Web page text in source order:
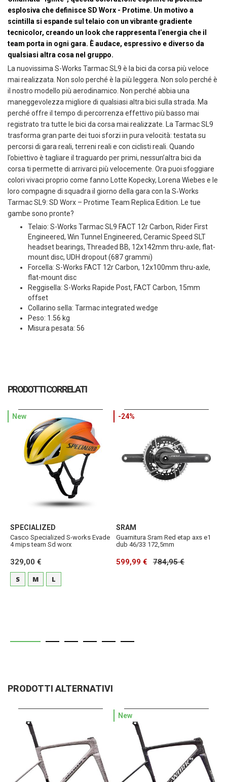
esplosiva che definisce SD Worx - Protime. Un motivo a
scintilla si espande sul telaio con un vibrante gradiente
tecnicolor, creando un look che rappresenta l’energia che il
team porta in ogni gara. È audace, espressivo e diverso da
qualsiasi altra cosa nel gruppo.
La nuovissima S-Works Tarmac SL9 è la bici da corsa più veloce
mai realizzata. Non solo perché è la più leggera. Non solo perché è
il nostro modello più aerodinamico. Non perché abbia una
maneggevolezza migliore di qualsiasi altra bici sulla strada. Ma
perché offre il tempo di percorrenza effettivo più basso mai
registrato tra tutte le bici da corsa mai realizzate. La Tarmac SL9
trasforma gran parte dei tuoi sforzi in pura velocità: testata su
percorsi di gara reali, terreni reali e con ciclisti reali. Quando
l’obiettivo è tagliare il traguardo per primi, nessun’altra bici da
corsa ti permette di arrivarci più velocemente. Ora puoi sfoggiare
colori vivaci proprio come fanno Lotte Kopecky, Lorena Wiebes e le
loro compagne di squadra il giorno della gara con la S‑Works
Tarmac SL9: SD Worx – Protime Team Replica Edition. Le tue
gambe sono pronte?
Telaio: S-Works Tarmac SL9 FACT 12r Carbon, Rider First
Engineered, Win Tunnel Engineered, Ceramic Speed SLT
headset bearings, Threaded BB, 12x142mm thru-axle, flat-
mount disc, UDH dropout (687 grammi)
Forcella: S-Works FACT 12r Carbon, 12x100mm thru-axle,
flat-mount disc
Reggisella: S-Works Rapide Post, FACT Carbon, 15mm
offset
Collarino sella: Tarmac integrated wedge
Peso: 1.56 kg
Misura pesata: 56
PRODOTTI CORRELATI
New
SPECIALIZED
Casco Specialized S-works Evade
4 mips team Sd worx
329,00 €
S
M L
-24%
SRAM
Guarnitura Sram Red etap axs e1
dub 46/33 172,5mm
599,99 € 784,95 €
PRODOTTI ALTERNATIVI
New